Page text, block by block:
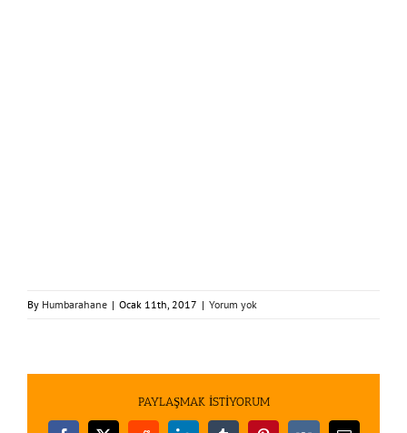
By Humbarahane | Ocak 11th, 2017 | Yorum yok
PAYLAŞMAK İSTİYORUM